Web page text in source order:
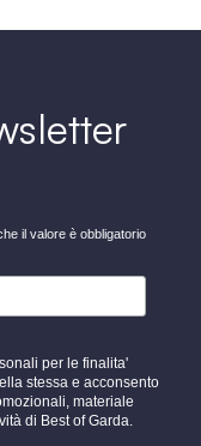
il valore è obbligatorio
per le finalita'
stessa e acconsento
materiale
di Best of Garda.